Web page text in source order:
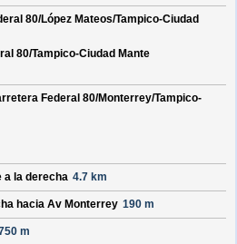
80/López Mateos/Tampico-Ciudad
80/Tampico-Ciudad Mante
Federal 80/Monterrey/Tampico-
a la derecha 4.7 km
hacia Av Monterrey 190 m
m